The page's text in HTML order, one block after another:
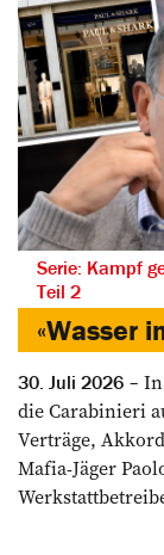
Serie: Kampf
Teil 2
«Wasser
30. Juli 2026
die Carabinieri
Verträge,
Mafia-Jäger